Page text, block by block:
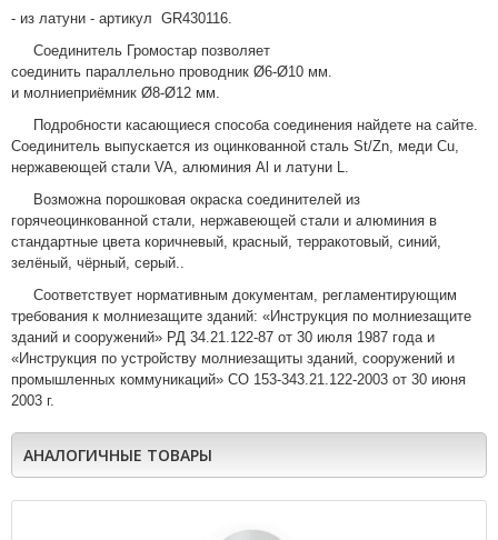
- из латуни - артикул GR430116.
Соединитель Громостар позволяет
соединить параллельно проводник Ø6-Ø10 мм.
и молниеприёмник Ø8-Ø12 мм.
Подробности касающиеся способа соединения найдете на сайте.
Соединитель выпускается из оцинкованной сталь St/Zn, меди Cu,
нержавеющей стали VA, алюминия Al и латуни L.
Возможна порошковая окраска соединителей из
горячеоцинкованной стали, нержавеющей стали и алюминия в
стандартные цвета коричневый, красный, терракотовый, синий,
зелёный, чёрный, серый..
Соответствует нормативным документам, регламентирующим
требования к молниезащите зданий: «Инструкция по молниезащите
зданий и сооружений» РД 34.21.122-87 от 30 июля 1987 года и
«Инструкция по устройству молниезащиты зданий, сооружений и
промышленных коммуникаций» CO 153-343.21.122-2003 от 30 июня
2003 г.
АНАЛОГИЧНЫЕ ТОВАРЫ